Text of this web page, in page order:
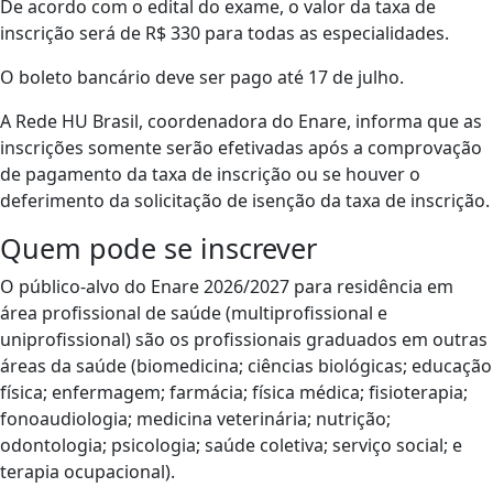
De acordo com o edital do exame, o valor da taxa de
inscrição será de R$ 330 para todas as especialidades.
O boleto bancário deve ser pago até 17 de julho.
A Rede HU Brasil, coordenadora do Enare, informa que as
inscrições somente serão efetivadas após a comprovação
de pagamento da taxa de inscrição ou se houver o
deferimento da solicitação de isenção da taxa de inscrição.
Quem pode se inscrever
O público-alvo do Enare 2026/2027 para residência em
área profissional de saúde (multiprofissional e
uniprofissional) são os profissionais graduados em outras
áreas da saúde (biomedicina; ciências biológicas; educação
física; enfermagem; farmácia; física médica; fisioterapia;
fonoaudiologia; medicina veterinária; nutrição;
odontologia; psicologia; saúde coletiva; serviço social; e
terapia ocupacional).